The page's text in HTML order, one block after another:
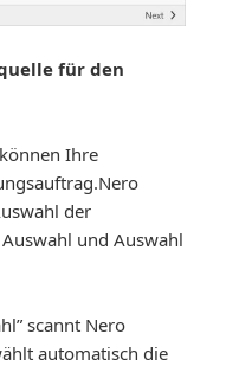
für den
Ihre
der
und Auswahl
scannt Nero
automatisch die